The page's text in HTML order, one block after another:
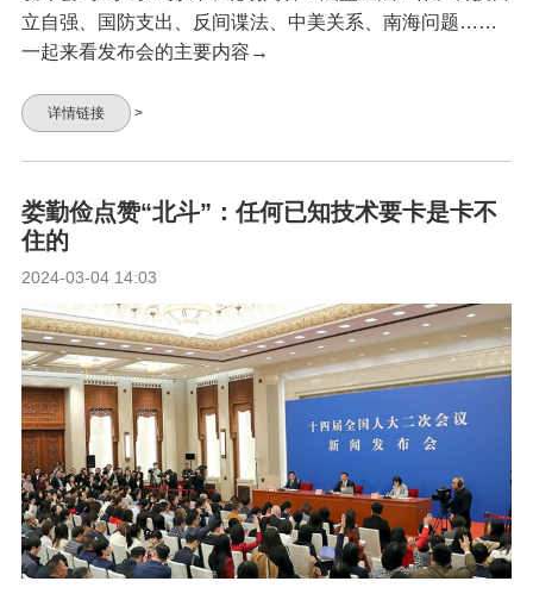
立自强、国防支出、反间谍法、中美关系、南海问题……
一起来看发布会的主要内容→
详情链接 >
娄勤俭点赞“北斗”：任何已知技术要卡是卡不
住的
2024-03-04 14:03